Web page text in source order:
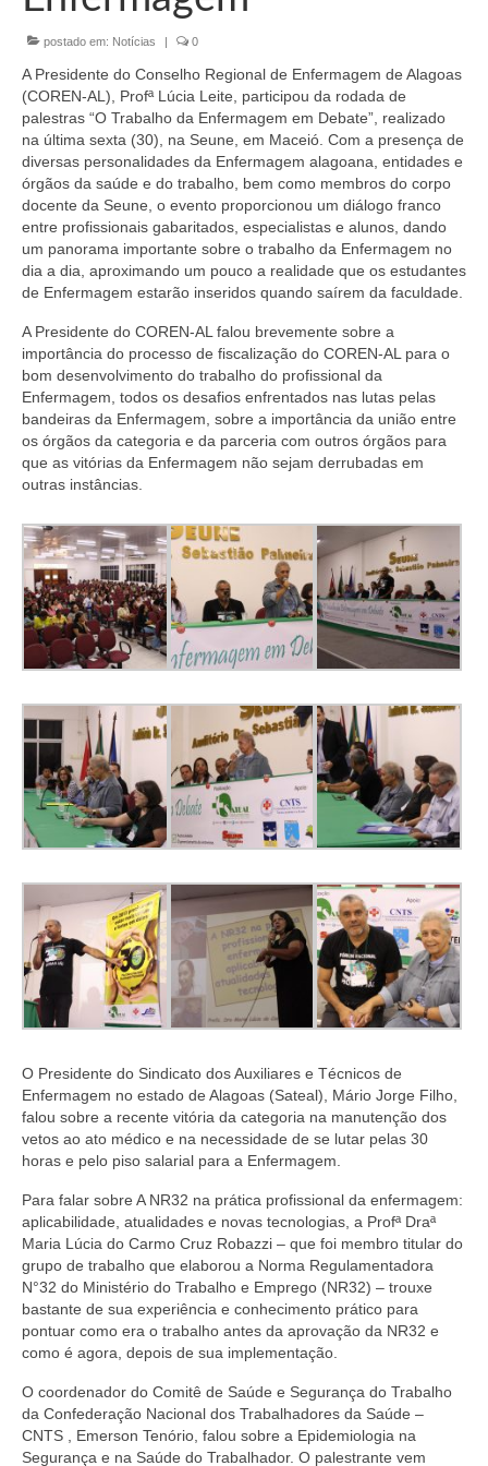
Conselheiros e Diretoria
Câmaras Técnicas
Carta de Serviços ao Cidadão
Governança
Transparência e Prestação de Contas
Eleições
Eleições 2023
Eleições Anteriores
Agenda do presidente
Editais e licitação
Eleições
Fiscalização
Responsabilidade Técnica
Legislações
Decisões
Portarias
Resoluções
Desagravo Público
Processos Éticos
Censura Pública
Suspensão do Exercício Profissional
Para Você
Procedimento para registro
Clube de Vantagens
Valores dos serviços
Reserva de auditório
Notícias
Ouvidoria
Fale Conosco
NEP
postado em: Notícias | 0
A Presidente do Conselho Regional de Enfermagem de Alagoas
(COREN-AL), Profª Lúcia Leite, participou da rodada de
palestras “O Trabalho da Enfermagem em Debate”, realizado
na última sexta (30), na Seune, em Maceió. Com a presença de
diversas personalidades da Enfermagem alagoana, entidades e
órgãos da saúde e do trabalho, bem como membros do corpo
docente da Seune, o evento proporcionou um diálogo franco
entre profissionais gabaritados, especialistas e alunos, dando
um panorama importante sobre o trabalho da Enfermagem no
dia a dia, aproximando um pouco a realidade que os estudantes
de Enfermagem estarão inseridos quando saírem da faculdade.
A Presidente do COREN-AL falou brevemente sobre a
importância do processo de fiscalização do COREN-AL para o
bom desenvolvimento do trabalho do profissional da
Enfermagem, todos os desafios enfrentados nas lutas pelas
bandeiras da Enfermagem, sobre a importância da união entre
os órgãos da categoria e da parceria com outros órgãos para
que as vitórias da Enfermagem não sejam derrubadas em
outras instâncias.
O Presidente do Sindicato dos Auxiliares e Técnicos de
Enfermagem no estado de Alagoas (Sateal), Mário Jorge Filho,
falou sobre a recente vitória da categoria na manutenção dos
vetos ao ato médico e na necessidade de se lutar pelas 30
horas e pelo piso salarial para a Enfermagem.
Para falar sobre A NR32 na prática profissional da enfermagem:
aplicabilidade, atualidades e novas tecnologias, a Profª Draª
Maria Lúcia do Carmo Cruz Robazzi – que foi membro titular do
grupo de trabalho que elaborou a Norma Regulamentadora
N°32 do Ministério do Trabalho e Emprego (NR32) – trouxe
bastante de sua experiência e conhecimento prático para
pontuar como era o trabalho antes da aprovação da NR32 e
como é agora, depois de sua implementação.
O coordenador do Comitê de Saúde e Segurança do Trabalho
da Confederação Nacional dos Trabalhadores da Saúde –
CNTS , Emerson Tenório, falou sobre a Epidemiologia na
Segurança e na Saúde do Trabalhador. O palestrante vem